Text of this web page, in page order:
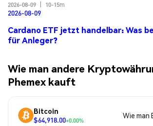
2026-08-09
10-15m
2026-08-09
Cardano ETF jetzt handelbar: Was
für Anleger?
Wie man andere
Phemex kauft
Bitcoin
$64,918.00+0.00%
Wie man